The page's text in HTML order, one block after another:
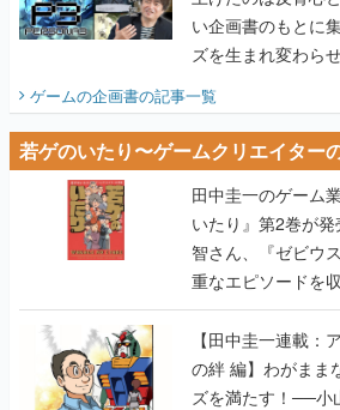
い企画書のもとに
ズを生まれ変わら
ゲームの企画書の記事一覧
若ゲのいたり〜ゲームクリエイター
田中圭一のゲーム
いたり』第2巻が
智さん、『ゼビウ
重なエピソードを
【田中圭一連載：ア
の絆 編】わがまま
ズを満たす！──小